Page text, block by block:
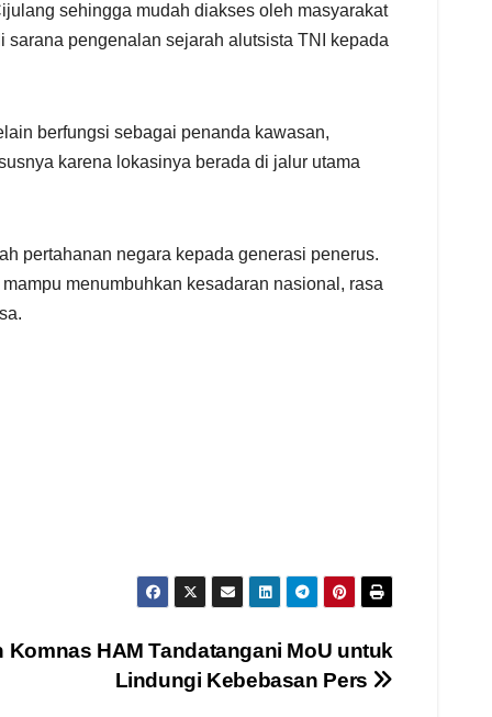
sehingga mudah diakses oleh masyarakat
pengenalan sejarah alutsista TNI kepada
berfungsi sebagai penanda kawasan,
karena lokasinya berada di jalur utama
pertahanan negara kepada generasi penerus.
menumbuhkan kesadaran nasional, rasa
Komnas HAM Tandatangani MoU untuk
Lindungi Kebebasan Pers